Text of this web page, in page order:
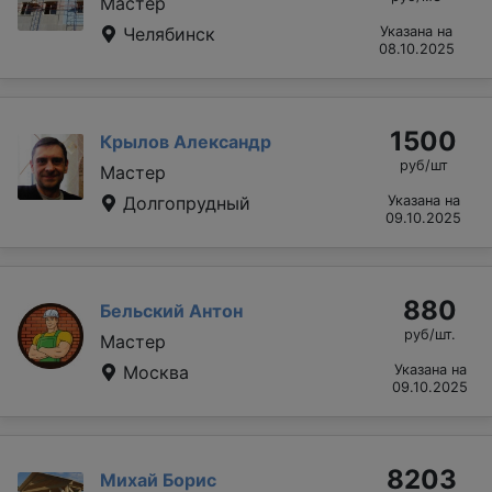
Челябинск
Указана на
08.10.2025
Крылов Александр
Мастер
Долгопрудный
1500
руб/шт
Указана на
09.10.2025
Бельский Антон
Мастер
Москва
880
руб/шт.
Указана на
09.10.2025
Михай Борис 8203